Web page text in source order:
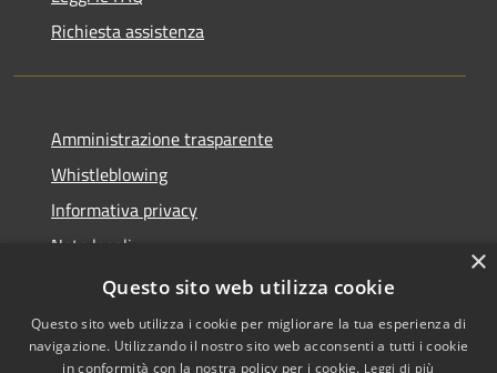
Richiesta assistenza
Amministrazione trasparente
Whistleblowing
Informativa privacy
Note legali
Dichiarazione di accessibilità
×
Questo sito web utilizza cookie
Questo sito web utilizza i cookie per migliorare la tua esperienza di
navigazione. Utilizzando il nostro sito web acconsenti a tutti i cookie
in conformità con la nostra policy per i cookie. Leggi di più